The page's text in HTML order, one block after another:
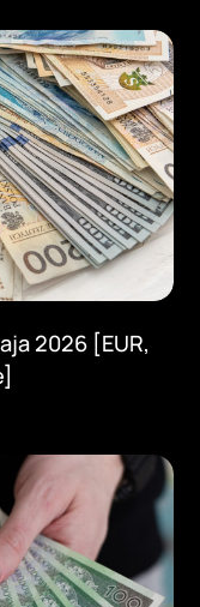
2026 [EUR,